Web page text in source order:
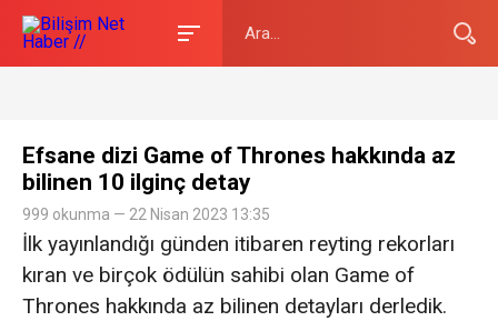
Efsane dizi Game of Thrones hakkında az
bilinen 10 ilginç detay
999 okunma — 22 Nisan 2023 13:35
İlk yayınlandığı günden itibaren reyting rekorları
kıran ve birçok ödülün sahibi olan Game of
Thrones hakkında az bilinen detayları derledik.